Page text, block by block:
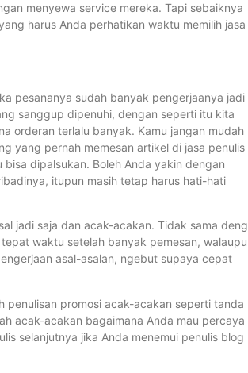
menyewa service mereka. Tapi sebaiknya
harus Anda perhatikan waktu memilih jasa
pesananya sudah banyak pengerjaanya jadi
sanggup dipenuhi, dengan seperti itu kita
orderan terlalu banyak. Kamu jangan mudah
yang pernah memesan artikel di jasa penulis
dipalsukan. Boleh Anda yakin dengan
itupun masih tetap harus hati-hati
jadi saja dan acak-acakan. Tidak sama
waktu setelah banyak pemesan,
asal-asalan, ngebut supaya cepat
penulisan promosi acak-acakan seperti tanda
acak-acakan bagaimana Anda mau percaya
selanjutnya jika Anda menemui penulis blog